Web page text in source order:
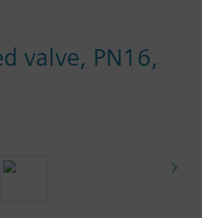
valve, PN16,